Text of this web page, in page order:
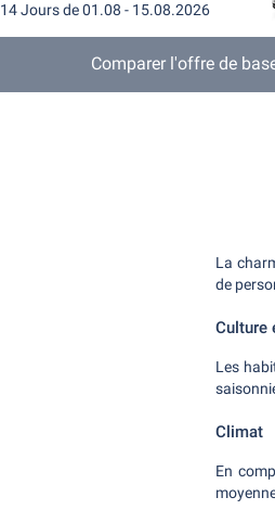
14 Jours de 01.08 - 15.08.2026
Comparer l'offre de
La
de
Culture
Les
Climat
En